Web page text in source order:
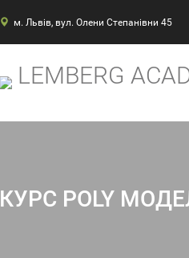
м. Львів, вул. Олени Степанівни 45
LEMBERG
КУРС POLY